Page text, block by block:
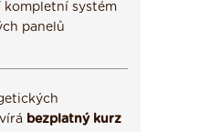
kompletní systém
panelů
bezplatný kurz